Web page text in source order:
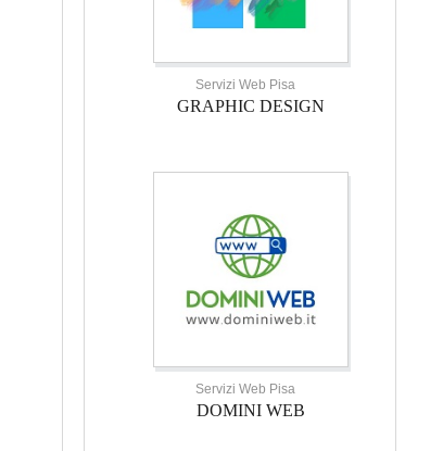
Servizi Web Pisa
GRAPHIC DESIGN
Servizi Web Pisa
DOMINI WEB